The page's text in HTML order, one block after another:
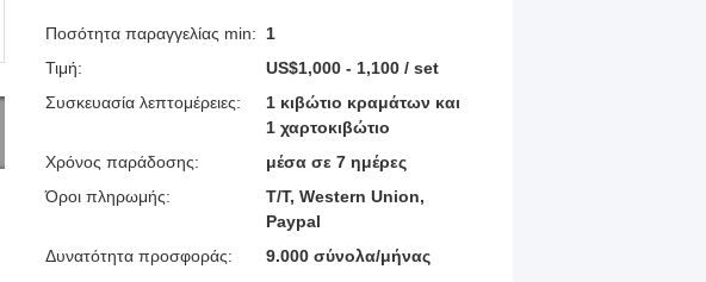
Ποσότητα παραγγελίας min:
1
Τιμή:
US$1,000 - 1,100 / set
Συσκευασία λεπτομέρειες:
1 κιβώτιο κραμάτων και
1 χαρτοκιβώτιο
Χρόνος παράδοσης:
μέσα σε 7 ημέρες
Όροι πληρωμής:
T/T, Western Union,
Paypal
Δυνατότητα προσφοράς:
9.000 σύνολα/μήνας